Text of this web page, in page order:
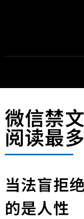
微信禁文
阅读最多
当法盲拒
的是人性